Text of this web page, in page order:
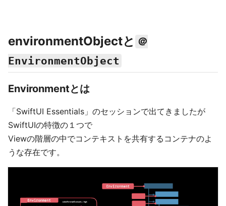
environmentObjectと ＠
EnvironmentObject
Environmentとは
「SwiftUI Essentials」のセッションで出てきましたが
SwiftUIの特徴の１つで
Viewの階層の中でコンテキストを共有するコンテナのよ
うな存在です。